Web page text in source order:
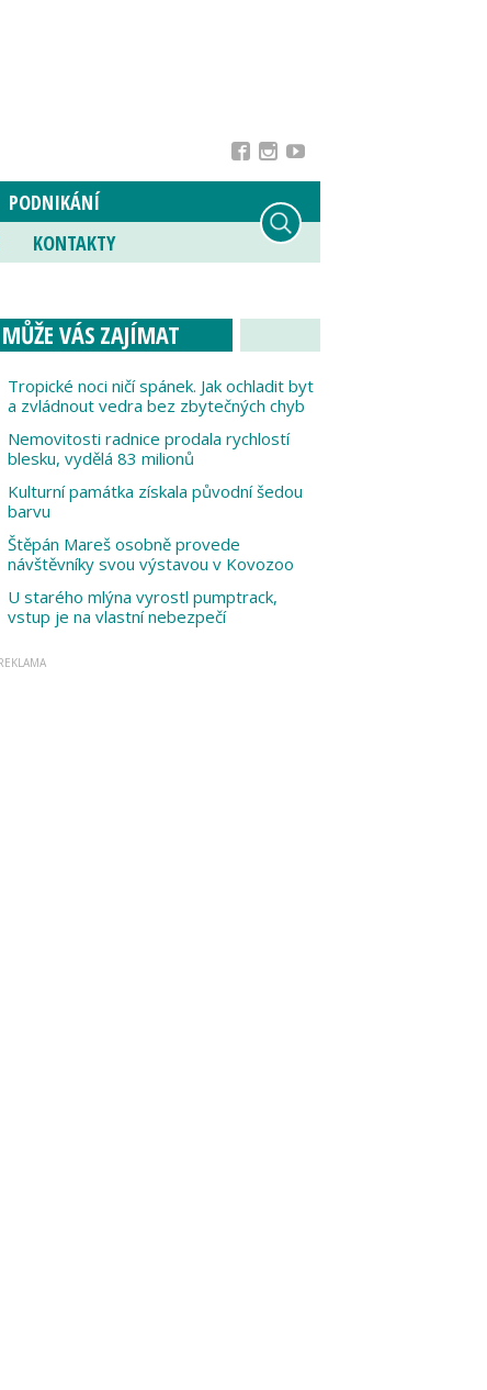
PODNIKÁNÍ
KONTAKTY
MŮŽE VÁS ZAJÍMAT
Tropické noci ničí spánek. Jak ochladit byt
a zvládnout vedra bez zbytečných chyb
Nemovitosti radnice prodala rychlostí
blesku, vydělá 83 milionů
Kulturní památka získala původní šedou
barvu
Štěpán Mareš osobně provede
návštěvníky svou výstavou v Kovozoo
U starého mlýna vyrostl pumptrack,
vstup je na vlastní nebezpečí